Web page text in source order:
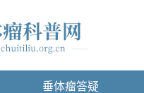
垂体瘤答疑